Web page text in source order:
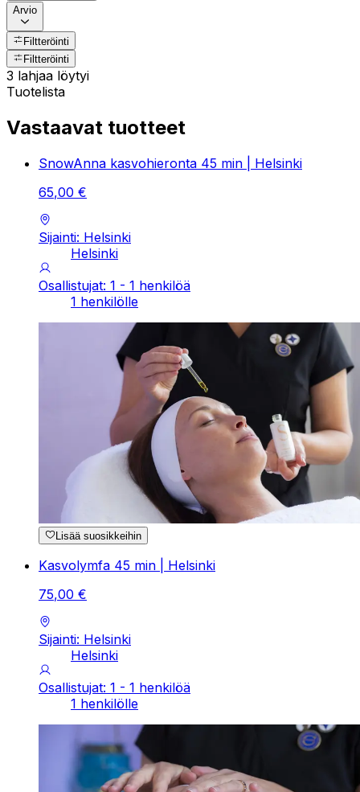
Arvio
Filtteröinti
Filtteröinti
3 lahjaa löytyi
Tuotelista
Vastaavat tuotteet
SnowAnna kasvohieronta 45 min | Helsinki
65,00 €
Sijainti: Helsinki
Helsinki
Osallistujat: 1 - 1 henkilöä
1 henkilölle
Lisää suosikkeihin
Kasvolymfa 45 min | Helsinki
75,00 €
Sijainti: Helsinki
Helsinki
Osallistujat: 1 - 1 henkilöä
1 henkilölle